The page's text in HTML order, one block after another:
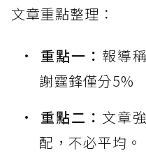
文章重點整理：
重點一： 報導
謝霆鋒僅分5%
重點二： 文章
配，不必平均。